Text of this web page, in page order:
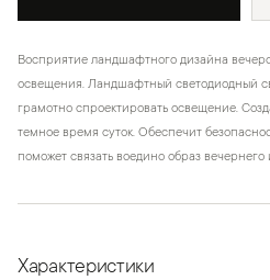
Восприятие ландшафтного дизайна
освещения. Ландшафтный светодиодный
грамотно спроектировать освещение.
темное время суток. Обеспечит
поможет связать воедино образ вечернего
Характеристики